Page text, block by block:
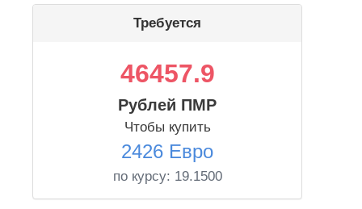
Требуется
46457.9
Рублей ПМР
Чтобы купить
2426 Евро
по курсу: 19.1500